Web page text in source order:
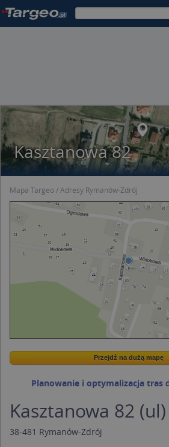
Kasztanowa 82
Mapa Targeo Adresy Rymanów-Zdrój
Wstaw tę mapkę na swoją stronę
Przejdź na dużą mapę
Przejdź na dużą mapę
Planowanie i optymalizacja tras
Kasztanowa 82 (ul)
38-481 Rymanów-Zdrój